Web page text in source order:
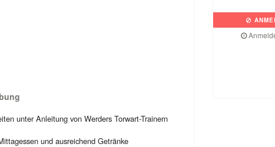
unter Anleitung von Werders Torwart-Trainern
und ausreichend Getränke